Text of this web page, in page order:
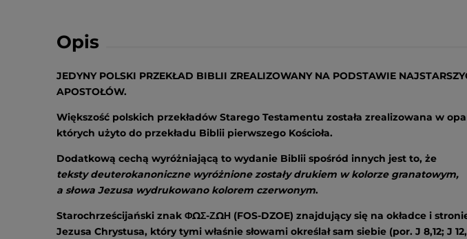
Opis
JEDYNY POLSKI PRZEKŁAD BIBLII ZREALIZOWANY NA PODSTAWIE
APOSTOŁÓW.
Większość polskich przekładów Starego Testamentu została zrealizowana w
których użyto do przekładu Biblii pierwszego Kościoła.
Dodatkową cechą wyróżniającą to wydanie Biblii spośród innych jest to, że
teksty deuterokanoniczne wyróżnione zostały drukiem w kolorze granatowym,
a słowa Jezusa wydrukowano kolorem czerwonym.
Starochrześcijański znak ΦΩΣ-ΖΩΗ (FOS-DZOE) znajdujący się na okładce i
Jezusa Chrystusa, który tymi właśnie słowami określał sam siebie (por. J 8,12; J